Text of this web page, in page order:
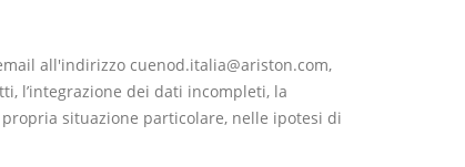
all'indirizzo cuenod.italia@ariston.com,
l’integrazione dei dati incompleti, la
situazione particolare, nelle ipotesi di